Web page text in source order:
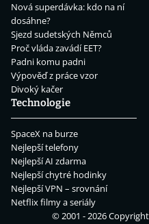
Nová superdávka: kdo na ní
dosáhne?
Sjezd sudetských Němců
Proč vláda zavádí EET?
Padni komu padni
Výpověď z práce vzor
Divoký kačer
Technologie
SpaceX na burze
Nejlepší telefony
Nejlepší AI zdarma
Nejlepší chytré hodinky
Nejlepší VPN – srovnání
Netflix filmy a seriály
© 2001 - 2026 Copyright